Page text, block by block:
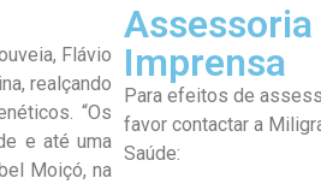
Flávio
realçando
“Os
e até uma
Moiçó, na
Assessoria
Imprensa
Para efeitos de
favor contactar a
Saúde: